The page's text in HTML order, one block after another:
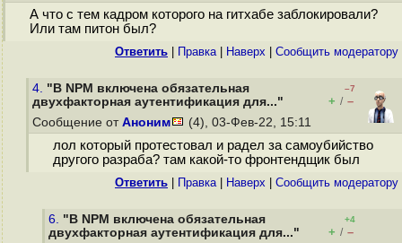
А что с тем кадром которого на гитхабе заблокировали?
Или там питон был?
Ответить Правка| Наверх Cообщить модератору
4. "В NPM включена обязательная
двухфакторная аутентификация для..."
–7
+ / –
Сообщение от Аноним (4), 03-Фев-22, 15:11
лол который протестовал и радел за самоубийство
другого разраба? там какой-то фронтендщик был
Ответить Правка| Наверх Cообщить модератору
6. "В NPM включена обязательная
двухфакторная аутентификация для..."
+4
+ / –